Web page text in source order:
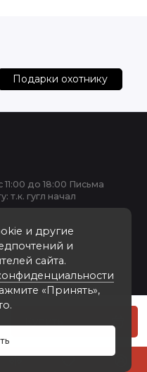
Подарки охотнику
и другие
и
сайта.
«Принять»,
до 18:00 Письма
т.к. гугл начал